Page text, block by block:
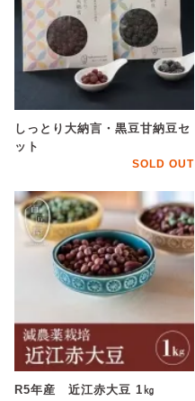
しっとり大納言・黒豆甘納豆セ
ット
SOLD OUT
R5年産 近江赤大豆 1㎏